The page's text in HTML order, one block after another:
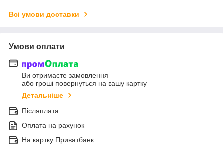
Всі умови доставки
Умови оплати
Ви отримаєте замовлення
або гроші повернуться на вашу картку
Детальніше
Післяплата
Оплата на рахунок
На картку Приватбанк